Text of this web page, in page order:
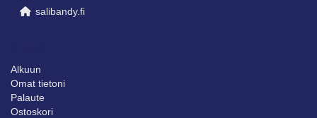
salibandy.fi
Alkuun
Omat tietoni
Palaute
Ostoskori